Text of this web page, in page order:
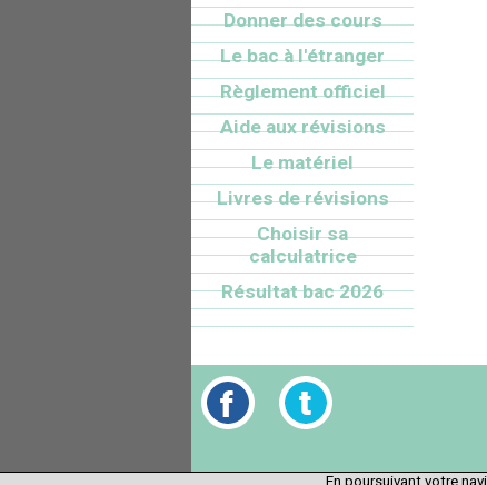
Donner des cours
Le bac à l'étranger
Règlement officiel
Aide aux révisions
Le matériel
Livres de révisions
Choisir sa
calculatrice
Résultat bac 2026
En poursuivant votre